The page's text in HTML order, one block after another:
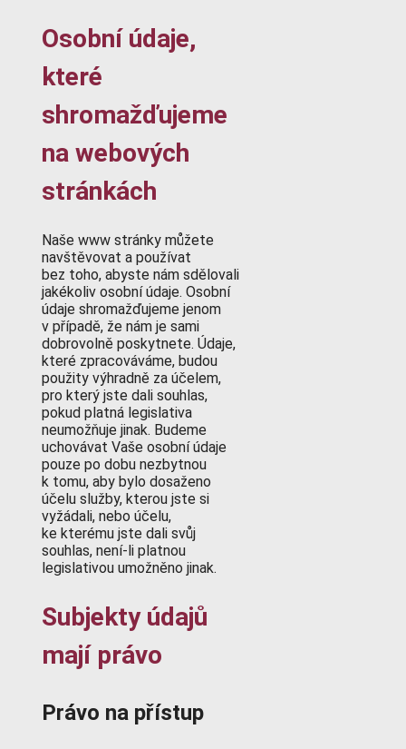
Osobní údaje,
které
shromažďujeme
na webových
stránkách
Naše www stránky můžete
navštěvovat a používat
bez toho, abyste nám sdělovali
jakékoliv osobní údaje. Osobní
údaje shromažďujeme jenom
v případě, že nám je sami
dobrovolně poskytnete. Údaje,
které zpracováváme, budou
použity výhradně za účelem,
pro který jste dali souhlas,
pokud platná legislativa
neumožňuje jinak. Budeme
uchovávat Vaše osobní údaje
pouze po dobu nezbytnou
k tomu, aby bylo dosaženo
účelu služby, kterou jste si
vyžádali, nebo účelu,
ke kterému jste dali svůj
souhlas, není-li platnou
legislativou umožněno jinak.
Subjekty údajů
mají právo
Právo na přístup